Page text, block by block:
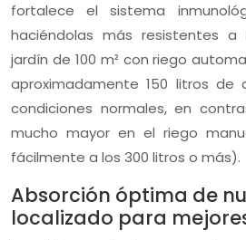
fortalece el sistema
haciéndolas más resistentes a
jardín de 100 m² con riego
aproximadamente 150 litros de
condiciones normales, en
mucho mayor en el riego
fácilmente a los 300 litros o más).
Absorción óptima de
localizado para